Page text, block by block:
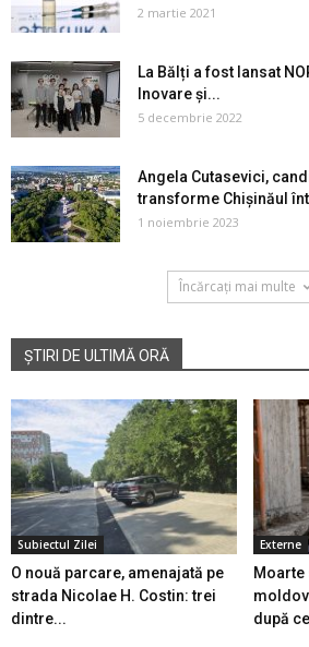
2 martie 2021
La Bălți a fost lansat
Inovare și...
5 decembrie 2022
Angela Cutasevici,
transforme Chișinăul
1 noiembrie 2023
Încărcați mai multe
ȘTIRI DE ULTIMĂ ORĂ
Subiectul Zilei
O nouă parcare, amenajată pe
strada Nicolae H. Costin: trei
dintre...
Externe
Moarte
după